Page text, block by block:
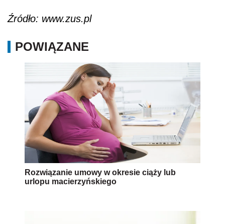
Źródło: www.zus.pl
POWIĄZANE
Rozwiązanie umowy w okresie ciąży lub
urlopu macierzyńskiego